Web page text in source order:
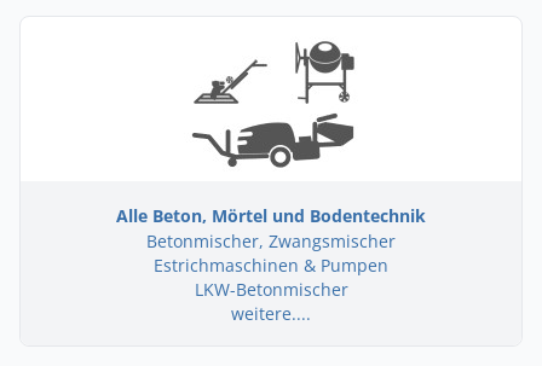
Alle Beton, Mörtel und Bodentechnik
Betonmischer, Zwangsmischer
Estrichmaschinen & Pumpen
LKW-Betonmischer
weitere....